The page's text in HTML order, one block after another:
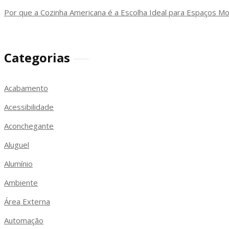
Por que a Cozinha Americana é a Escolha Ideal para Espaços
Categorias
Acabamento
Acessibilidade
Aconchegante
Aluguel
Alumínio
Ambiente
Área Externa
Automação